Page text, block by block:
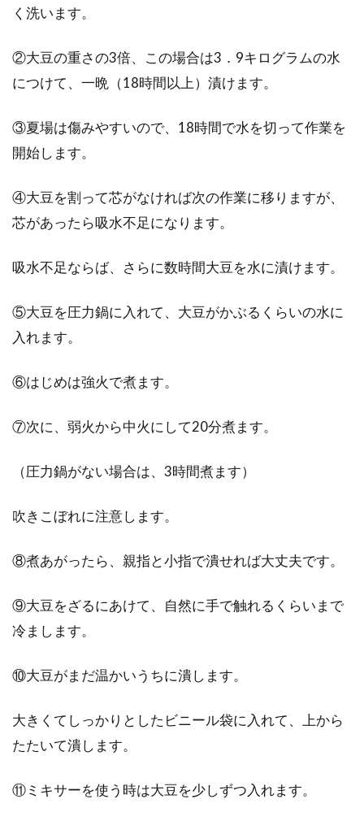
味噌の賞味期限や保存方法！味噌か
玄米のおにぎりがパラパラせずにお
く洗います。
②大豆の重さの3倍、この場合は3．9キログラムの水
につけて、一晩（18時間以上）漬けます。
③夏場は傷みやすいので、18時間で水を切って作業を
開始します。
④大豆を割って芯がなければ次の作業に移りますが、
芯があったら吸水不足になります。
吸水不足ならば、さらに数時間大豆を水に漬けます。
⑤大豆を圧力鍋に入れて、大豆がかぶるくらいの水に
入れます。
⑥はじめは強火で煮ます。
⑦次に、弱火から中火にして20分煮ます。
（圧力鍋がない場合は、3時間煮ます）
吹きこぼれに注意します。
⑧煮あがったら、親指と小指で潰せれば大丈夫です。
⑨大豆をざるにあけて、自然に手で触れるくらいまで
冷まします。
⑩大豆がまだ温かいうちに潰します。
大きくてしっかりとしたビニール袋に入れて、上から
たたいて潰します。
⑪ミキサーを使う時は大豆を少しずつ入れます。